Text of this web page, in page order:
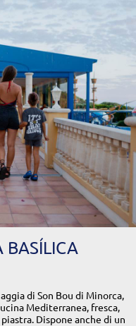
BASÍLICA
di Son Bou di Minorca,
Mediterranea, fresca,
Dispone anche di un